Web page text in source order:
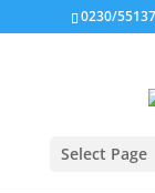
0230/
Select Page
PRESA